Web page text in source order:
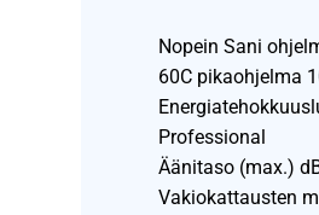
Nopein Sani
60C pikaohjelma
Professional
Äänitaso (max.)
Vakiokattausten